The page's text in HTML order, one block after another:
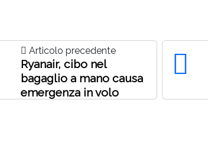
Articolo precedente
Ryanair, cibo nel
bagaglio a mano causa
emergenza in volo